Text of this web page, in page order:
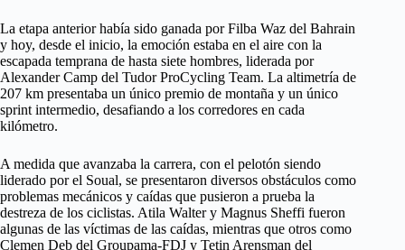
La etapa anterior había sido ganada por Filba Waz del Bahrain
y hoy, desde el inicio, la emoción estaba en el aire con la
escapada temprana de hasta siete hombres, liderada por
Alexander Camp del Tudor ProCycling Team. La altimetría de
207 km presentaba un único premio de montaña y un único
sprint intermedio, desafiando a los corredores en cada
kilómetro.
A medida que avanzaba la carrera, con el pelotón siendo
liderado por el Soual, se presentaron diversos obstáculos como
problemas mecánicos y caídas que pusieron a prueba la
destreza de los ciclistas. Atila Walter y Magnus Sheffi fueron
algunas de las víctimas de las caídas, mientras que otros como
Clemen Deb del Groupama-FDJ y Tetin Arensman del